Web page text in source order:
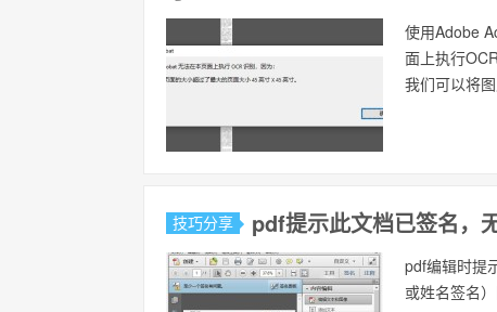
使用Adobe
面上执行
我们可以将
技巧分享 pdf提示此文档已签名，
pdf编辑时提
或姓名签名